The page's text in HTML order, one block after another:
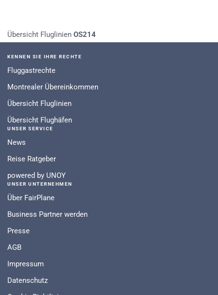
Übersicht Fluglinien OS214
KENNEN SIE IHRE RECHTE
Fluggastrechte
Montrealer Übereinkommen
Übersicht Fluglinien
Übersicht Flughäfen
UNSER SERVICE
News
Reise Ratgeber
powered by UNOY
UNSER UNTERNEHMEN
Über FairPlane
Business Partner werden
Presse
AGB
Impressum
Datenschutz